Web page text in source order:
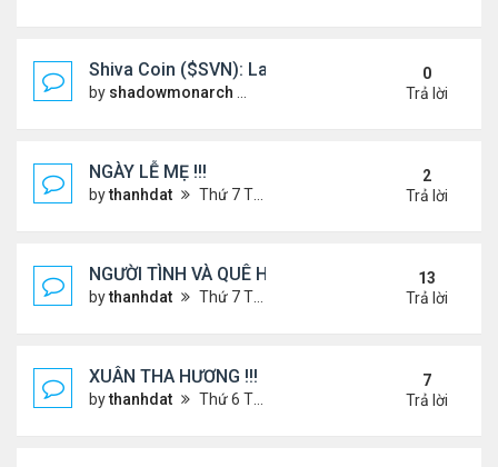
Shiva Coin ($SVN): Launching a Spiritually
by shadowmonarch Thứ 2 Tháng 5 19, 2025 7:01 am
0
Trả lời
NGÀY LỄ MẸ !!!
bythanhdat Thứ 7 Tháng 5 10, 2025 4:21 pm
2
Trả lời
NGƯỜI TÌNH VÀ QUÊ HƯƠNG
bythanhdat Thứ 7 Tháng 7 13, 2024 12:55 pm
13
Trả lời
XUÂN THA HƯƠNG !!!
bythanhdat Thứ 6 Tháng 1 24, 2025 2:26 am
7
Trả lời